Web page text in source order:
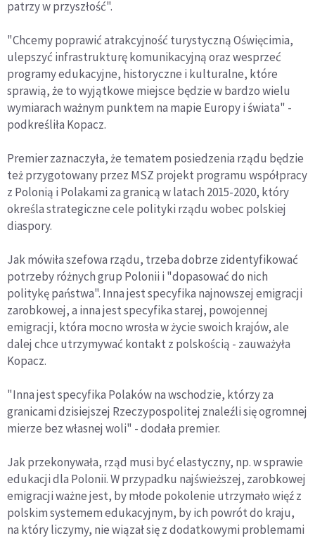
patrzy w przyszłość".
"Chcemy poprawić atrakcyjność turystyczną Oświęcimia,
ulepszyć infrastrukturę komunikacyjną oraz wesprzeć
programy edukacyjne, historyczne i kulturalne, które
sprawią, że to wyjątkowe miejsce będzie w bardzo wielu
wymiarach ważnym punktem na mapie Europy i świata" -
podkreśliła Kopacz.
Premier zaznaczyła, że tematem posiedzenia rządu będzie
też przygotowany przez MSZ projekt programu współpracy
z Polonią i Polakami za granicą w latach 2015-2020, który
określa strategiczne cele polityki rządu wobec polskiej
diaspory.
Jak mówiła szefowa rządu, trzeba dobrze zidentyfikować
potrzeby różnych grup Polonii i "dopasować do nich
politykę państwa". Inna jest specyfika najnowszej emigracji
zarobkowej, a inna jest specyfika starej, powojennej
emigracji, która mocno wrosła w życie swoich krajów, ale
dalej chce utrzymywać kontakt z polskością - zauważyła
Kopacz.
"Inna jest specyfika Polaków na wschodzie, którzy za
granicami dzisiejszej Rzeczypospolitej znaleźli się ogromnej
mierze bez własnej woli" - dodała premier.
Jak przekonywała, rząd musi być elastyczny, np. w sprawie
edukacji dla Polonii. W przypadku najświeższej, zarobkowej
emigracji ważne jest, by młode pokolenie utrzymało więź z
polskim systemem edukacyjnym, by ich powrót do kraju,
na który liczymy, nie wiązał się z dodatkowymi problemami